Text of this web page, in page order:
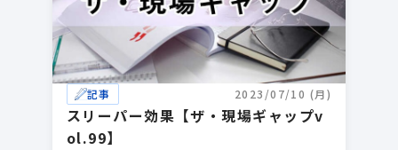
記事 2023/07/10 (月)
スリーパー効果【ザ・現場ギャップv
ol.99】